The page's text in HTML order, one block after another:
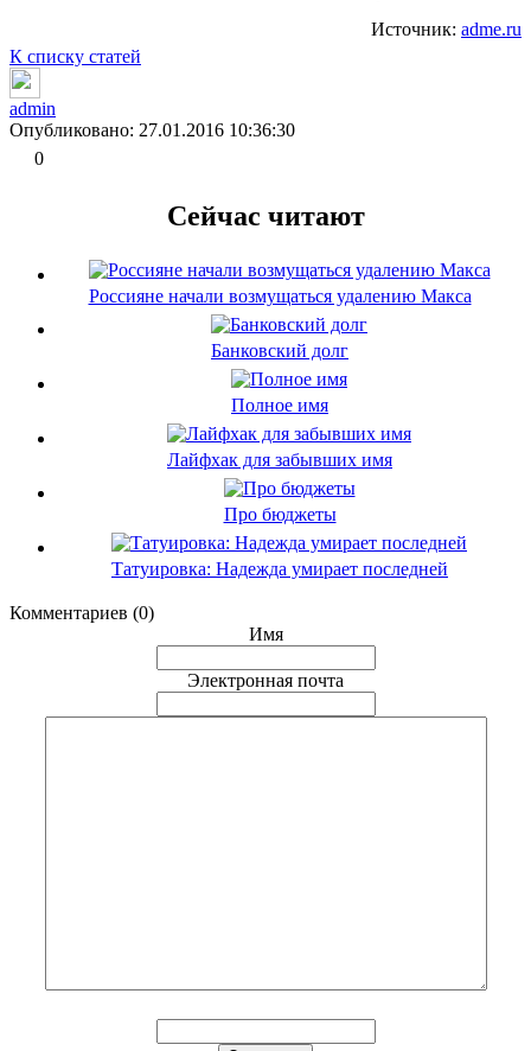
Источник: adme.ru
К списку статей
admin
Опубликовано: 27.01.2016 10:36:30
0
Сейчас читают
Россияне начали возмущаться удалению Макса
Банковский долг
Полное имя
Лайфхак для забывших имя
Про бюджеты
Татуировка: Надежда умирает последней
Комментариев (0)
Имя
Электронная почта